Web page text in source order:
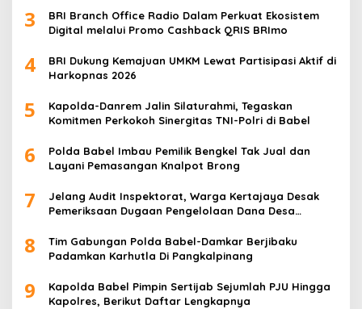
3
BRI Branch Office Radio Dalam Perkuat Ekosistem
Digital melalui Promo Cashback QRIS BRImo
4
BRI Dukung Kemajuan UMKM Lewat Partisipasi Aktif di
Harkopnas 2026
5
Kapolda-Danrem Jalin Silaturahmi, Tegaskan
Komitmen Perkokoh Sinergitas TNI-Polri di Babel
6
Polda Babel Imbau Pemilik Bengkel Tak Jual dan
Layani Pemasangan Knalpot Brong
7
Jelang Audit Inspektorat, Warga Kertajaya Desak
Pemeriksaan Dugaan Pengelolaan Dana Desa
8
Tim Gabungan Polda Babel-Damkar Berjibaku
Padamkan Karhutla Di Pangkalpinang
9
Kapolda Babel Pimpin Sertijab Sejumlah PJU Hingga
Kapolres, Berikut Daftar Lengkapnya